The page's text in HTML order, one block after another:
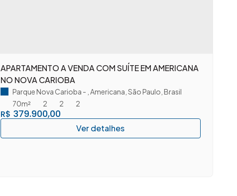
APARTAMENTO A VENDA COM SUÍTE EM AMERICANA
NO NOVA CARIOBA
R$ 379.900,00
Parque Nova Carioba Americana São Paulo Brasil
2
2
70m² 2